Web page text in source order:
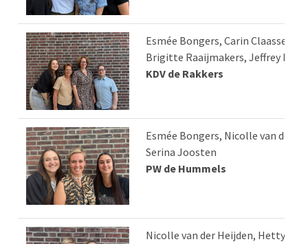
Esmée Bongers, Carin Claassen,
Brigitte Raaijmakers, Jeffrey
KDV de Rakkers
Esmée Bongers, Nicolle van der
Serina Joosten
PW de Hummels
Nicolle van der Heijden, Hetty